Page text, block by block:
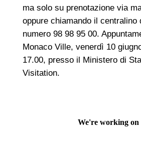
ma solo su prenotazione via
oppure chiamando il centralino
numero 98 98 95 00.
Monaco Ville, venerdì 10
17.00, presso il Ministero di
Visitation.